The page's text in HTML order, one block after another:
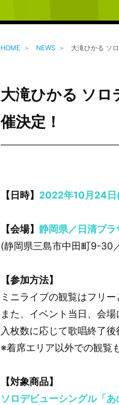
HOME NEWS 大滝ひかる ソ
大滝ひかる ソ
催決定！
【日時】 2022年10月24
【会場】静岡県／日清プラ
(静岡県三島市中田町9-30
【参加方法】
ミニライブの観覧はフリ
また、イベント当日、会
入枚数に応じて歌唱終了
※着席エリア以外での観覧
【対象商品】
ソロデビューシングル「あ